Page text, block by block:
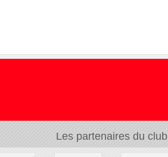
Les partenaires du club